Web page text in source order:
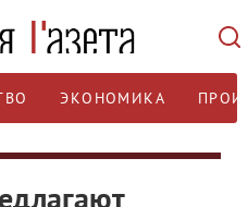
ЭКОНОМИКА